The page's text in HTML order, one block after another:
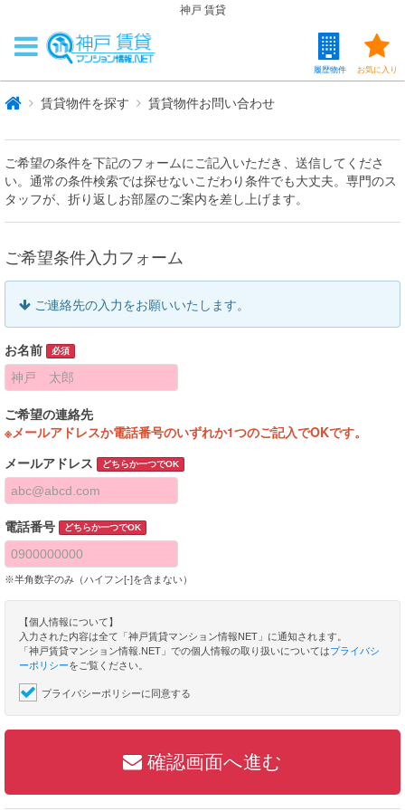
神戸 賃貸
お気に入り
履歴物件
賃貸物件を探す 賃貸物件お問い合わせ
ご希望の条件を下記のフォームにご記入いただき、送信してくださ
い。通常の条件検索では探せないこだわり条件でも大丈夫。専門のス
タッフが、折り返しお部屋のご案内を差し上げます。
ご希望条件入力フォーム
ご連絡先の入力をお願いいたします。
お名前 必須
ご希望の連絡先
※メールアドレスか電話番号のいずれか1つのご記入でOKです。
メールアドレス どちらか一つでOK
電話番号 どちらか一つでOK
※半角数字のみ（ハイフン[-]を含まない）
【個人情報について】
入力された内容は全て「神戸賃貸マンション情報NET」に通知されます。
「神戸賃貸マンション情報.NET」での個人情報の取り扱いについてはプライバシ
ーポリシーをご覧ください。
プライバシーポリシーに同意する
確認画面へ進む